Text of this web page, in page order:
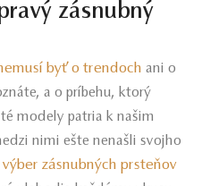
zásnubný
byť o trendoch ani o
a o príbehu, ktorý
modely patria k našim
nimi ešte nenašli svojho
zásnubných prsteňov